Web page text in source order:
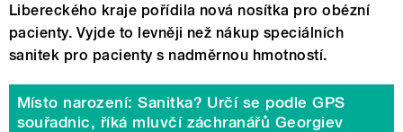
Libereckého kraje pořídila nová nosítka pro obézní
pacienty. Vyjde to levněji než nákup speciálních
sanitek pro pacienty s nadměrnou hmotností.
Místo narození: Sanitka? Určí se podle GPS
souřadnic, říká mluvčí záchranářů Georgiev